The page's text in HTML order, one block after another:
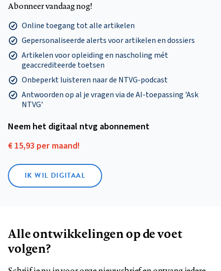
Abonneer vandaag nog!
Online toegang tot alle artikelen
Gepersonaliseerde alerts voor artikelen en dossiers
Artikelen voor opleiding en nascholing mét
geaccrediteerde toetsen
Onbeperkt luisteren naar de NTVG-podcast
Antwoorden op al je vragen via de AI-toepassing 'Ask
NTVG'
Neem het digitaal ntvg abonnement
€ 15,93 per maand!
IK WIL DIGITAAL
Alle ontwikkelingen op de voet
volgen?